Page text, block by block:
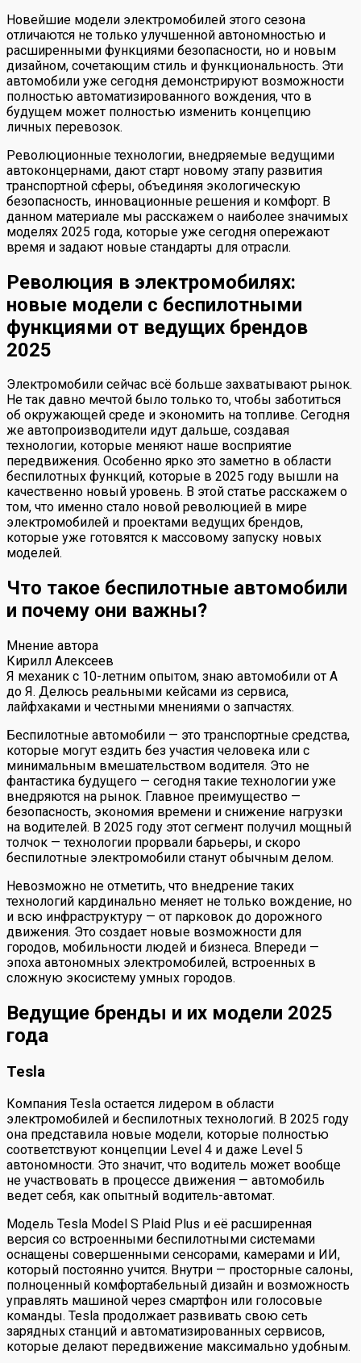
Новейшие модели электромобилей этого сезона
отличаются не только улучшенной автономностью и
расширенными функциями безопасности, но и новым
дизайном, сочетающим стиль и функциональность. Эти
автомобили уже сегодня демонстрируют возможности
полностью автоматизированного вождения, что в
будущем может полностью изменить концепцию
личных перевозок.
Революционные технологии, внедряемые ведущими
автоконцернами, дают старт новому этапу развития
транспортной сферы, объединяя экологическую
безопасность, инновационные решения и комфорт. В
данном материале мы расскажем о наиболее значимых
моделях 2025 года, которые уже сегодня опережают
время и задают новые стандарты для отрасли.
Революция в электромобилях:
новые модели с беспилотными
функциями от ведущих брендов
2025
Электромобили сейчас всё больше захватывают рынок.
Не так давно мечтой было только то, чтобы заботиться
об окружающей среде и экономить на топливе. Сегодня
же автопроизводители идут дальше, создавая
технологии, которые меняют наше восприятие
передвижения. Особенно ярко это заметно в области
беспилотных функций, которые в 2025 году вышли на
качественно новый уровень. В этой статье расскажем о
том, что именно стало новой революцией в мире
электромобилей и проектами ведущих брендов,
которые уже готовятся к массовому запуску новых
моделей.
Что такое беспилотные автомобили
и почему они важны?
Мнение автора
Кирилл Алексеев
Я механик с 10-летним опытом, знаю автомобили от А
до Я. Делюсь реальными кейсами из сервиса,
лайфхаками и честными мнениями о запчастях.
Беспилотные автомобили — это транспортные средства,
которые могут ездить без участия человека или с
минимальным вмешательством водителя. Это не
фантастика будущего — сегодня такие технологии уже
внедряются на рынок. Главное преимущество —
безопасность, экономия времени и снижение нагрузки
на водителей. В 2025 году этот сегмент получил мощный
толчок — технологии прорвали барьеры, и скоро
беспилотные электромобили станут обычным делом.
Невозможно не отметить, что внедрение таких
технологий кардинально меняет не только вождение, но
и всю инфраструктуру — от парковок до дорожного
движения. Это создает новые возможности для
городов, мобильности людей и бизнеса. Впереди —
эпоха автономных электромобилей, встроенных в
сложную экосистему умных городов.
Ведущие бренды и их модели 2025
года
Tesla
Компания Tesla остается лидером в области
электромобилей и беспилотных технологий. В 2025 году
она представила новые модели, которые полностью
соответствуют концепции Level 4 и даже Level 5
автономности. Это значит, что водитель может вообще
не участвовать в процессе движения — автомобиль
ведет себя, как опытный водитель-автомат.
Модель Tesla Model S Plaid Plus и её расширенная
версия со встроенными беспилотными системами
оснащены совершенными сенсорами, камерами и ИИ,
который постоянно учится. Внутри — просторные салоны,
полноценный комфортабельный дизайн и возможность
управлять машиной через смартфон или голосовые
команды. Tesla продолжает развивать свою сеть
зарядных станций и автоматизированных сервисов,
которые делают передвижение максимально удобным.